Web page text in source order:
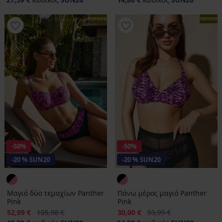
ΠΕΡΙΟΡΙΣΜΕΝΑ
-50%
-20 % SUN20
Μαγιό δύο τεμαχίων Panther
Pink
Έκπτωση
52,99 € Αρχική τιμή
105,98 €
-50%
-20 % SUN20
Πάνω μέρος μαγιό Panther
Pink
Έκπτωση
30,00 € Αρχική τιμή
59,99 €